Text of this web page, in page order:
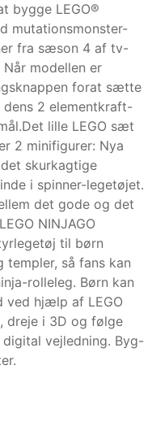
bygge LEGO®
mutationsmonster-
fra sæson 4 af tv-
Når modellen er
forat sætte
2 elementkraft-
lille LEGO sæt
2 minifigurer: Nya
skurkagtige
i spinner-legetøjet.
det gode og det
NINJAGO
til børn
så fans kan
rolleleg. Børn kan
hjælp af LEGO
dreje i 3D og følge
vejledning. Byg-